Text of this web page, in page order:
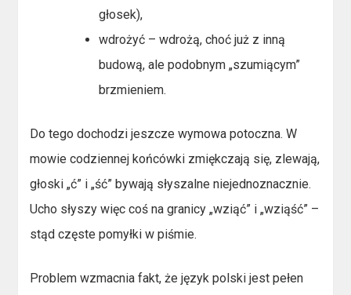
głosek),
wdrożyć – wdrożą, choć już z inną
budową, ale podobnym „szumiącym”
brzmieniem.
Do tego dochodzi jeszcze wymowa potoczna. W
mowie codziennej końcówki zmiękczają się, zlewają,
głoski „ć” i „ść” bywają słyszalne niejednoznacznie.
Ucho słyszy więc coś na granicy „wziąć” i „wziąść” –
stąd częste pomyłki w piśmie.
Problem wzmacnia fakt, że język polski jest pełen